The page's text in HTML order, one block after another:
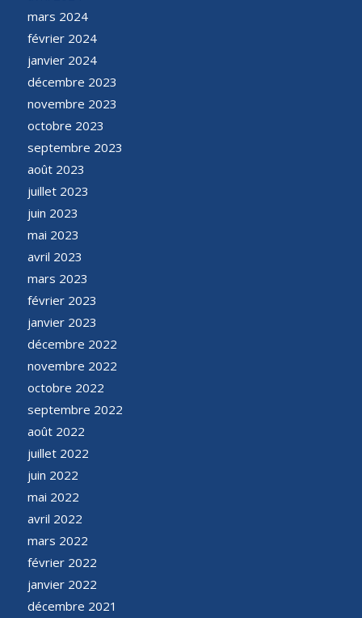
mars 2024
février 2024
janvier 2024
décembre 2023
novembre 2023
octobre 2023
septembre 2023
août 2023
juillet 2023
juin 2023
mai 2023
avril 2023
mars 2023
février 2023
janvier 2023
décembre 2022
novembre 2022
octobre 2022
septembre 2022
août 2022
juillet 2022
juin 2022
mai 2022
avril 2022
mars 2022
février 2022
janvier 2022
décembre 2021